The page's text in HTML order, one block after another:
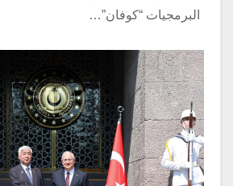
البرمجيات “كوفان”…